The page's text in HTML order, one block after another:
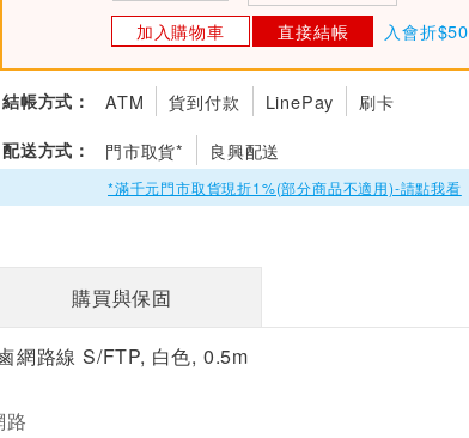
加入購物車 直接結帳 入會折$50
結帳方式： ATM 貨到付款 LinePay 刷卡
配送方式： 門市取貨* 良興配送
*滿千元門市取貨現折1%(部分商品不適用)-請點我看
購買與保固
網路線 S/FTP, 白色, 0.5m
路